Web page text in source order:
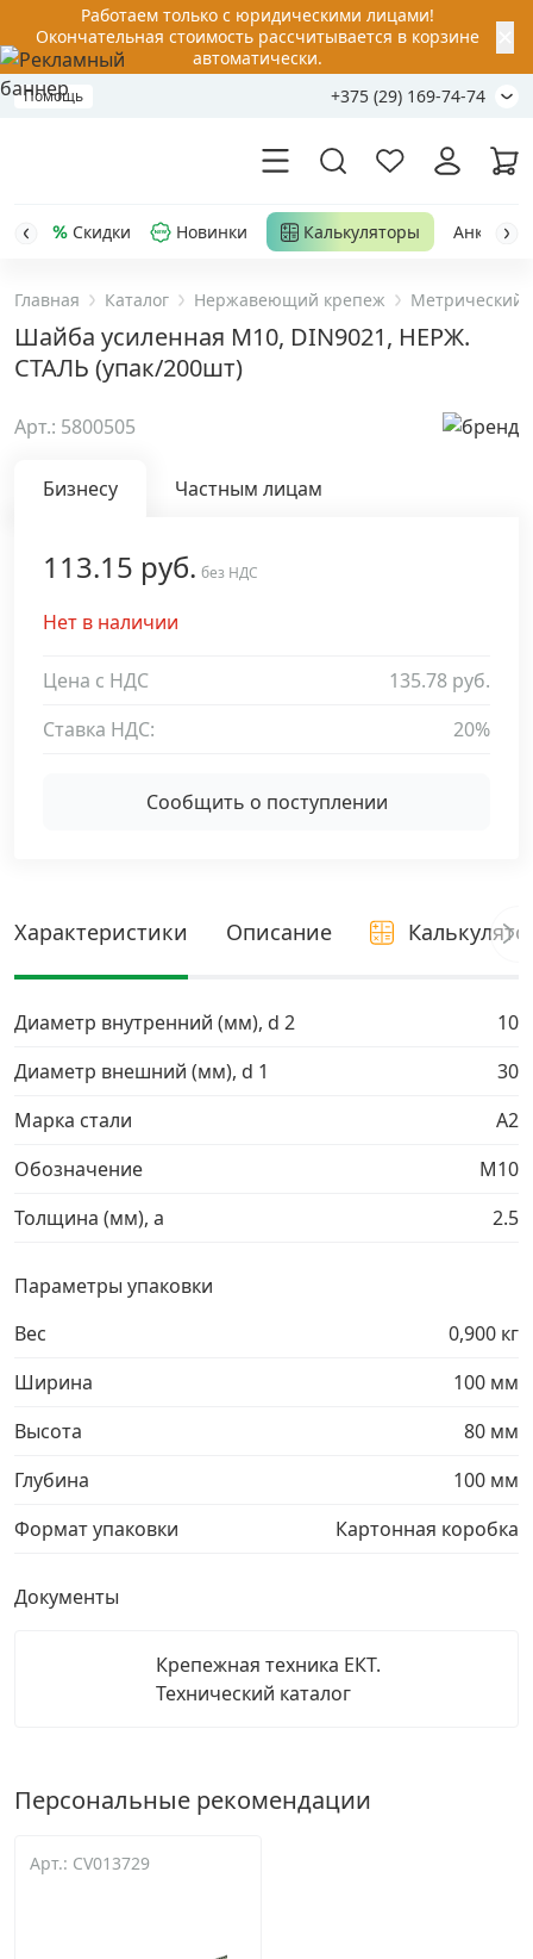
Работаем только с юридическими лицами!
Окончательная стоимость рассчитывается в корзине
автоматически.
Помощь +375 (29) 169-74-74
Акции
Распродажа
Уценка
Анкерная техника
Дюбельная техника
Хомуты и шуруп-шпильки
Грузовой крепеж
›
Электро и бензоинструмент, оборудование
Перфорированный крепеж ›
Скобяные изделия и мебельная фурнитура
Скидки Новинки Калькуляторы Анкер-
Главная Каталог Нержавеющий крепеж Метрический
Шайба усиленная М10, DIN9021, НЕРЖ.
СТАЛЬ (упак/200шт)
Арт.: 5800505
Бизнесу Частным лицам
113.15 руб. без НДС
Нет в наличии
Цена с НДС
135.78 руб.
Ставка НДС:
20%
Сообщить о поступлении
Характеристики Описание
Диаметр внутренний (мм), d 2
10
Диаметр внешний (мм), d 1
30
Марка стали
A2
Обозначение
М10
Толщина (мм), a
2.5
Параметры упаковки
Вес
0,900 кг
Ширина
100 мм
Высота
80 мм
Глубина
100 мм
Формат упаковки
Картонная коробка
Документы
Крепежная техника ЕКТ.
Технический каталог
Персональные рекомендации
Арт.: CV013729